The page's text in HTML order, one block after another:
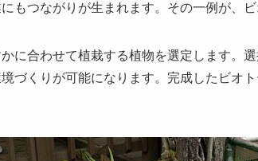
もつながりが生まれます。その一例が、
に合わせて植栽する植物を選定します。
づくりが可能になります。完成したビオ